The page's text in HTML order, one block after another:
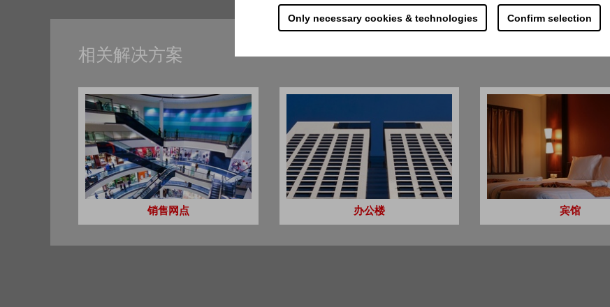
Only necessary cookies & technologies Confirm selection
人员、财产和环境得到保护，避免了火灾后客户和市场份额的损失
选择性灭火的原则使自动喷水灭火系统非常有效，并确保对自然水资源的谨慎使用
自动喷水灭火系统创造了建筑机会并促进了运营。因为在许多情况下，相对增加防
选择性灭火的原则使自动喷水灭火系统非常有效，并确保对自然水资源的谨慎使用
更换喷头后，自动喷水灭火系统可以快速再次投入使用。
相关解决方案
销售网点 办公楼 宾馆